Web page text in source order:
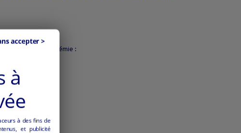
de la pandémie :
de Poyaller.
à
à des fins de
et publicité
accepter >